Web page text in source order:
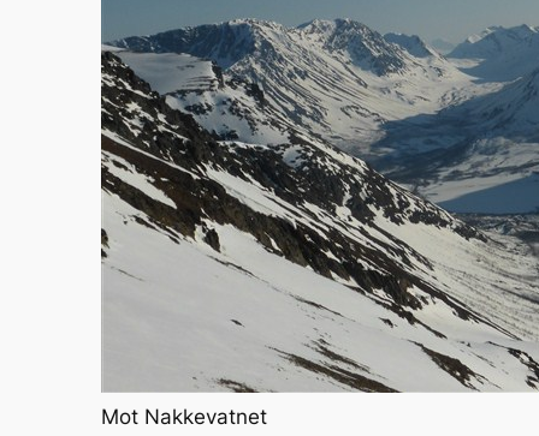
Mot Nakkevatnet